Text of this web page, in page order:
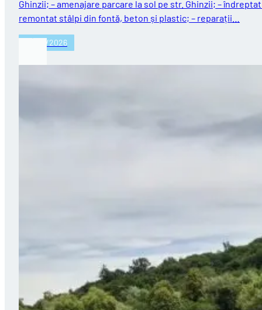
Ghinzii; – amenajare parcare la sol pe str. Ghinzii; –
remontat stâlpi din fontă, beton și plastic; – reparații…
27/07/2026